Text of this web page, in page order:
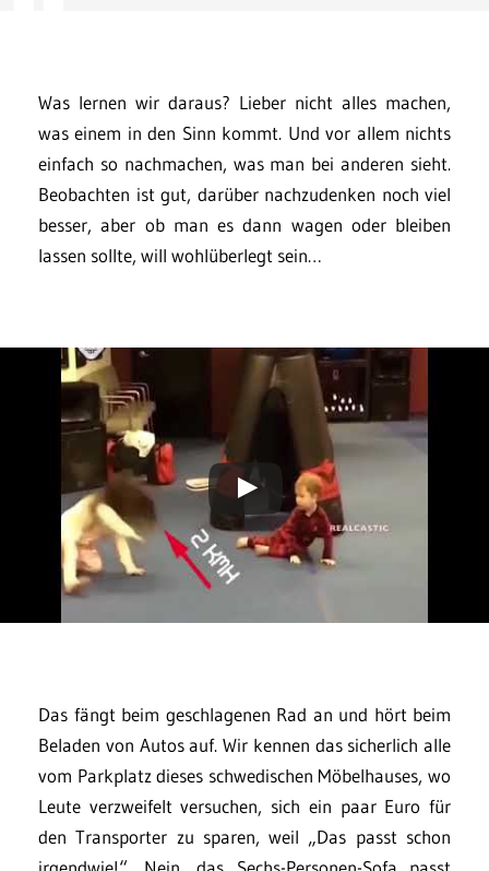
Was lernen wir daraus? Lieber nicht alles machen,
was einem in den Sinn kommt. Und vor allem nichts
einfach so nachmachen, was man bei anderen sieht.
Beobachten ist gut, darüber nachzudenken noch viel
besser, aber ob man es dann wagen oder bleiben
lassen sollte, will wohlüberlegt sein…
Das fängt beim geschlagenen Rad an und hört beim
Beladen von Autos auf. Wir kennen das sicherlich alle
vom Parkplatz dieses schwedischen Möbelhauses, wo
Leute verzweifelt versuchen, sich ein paar Euro für
den Transporter zu sparen, weil „Das passt schon